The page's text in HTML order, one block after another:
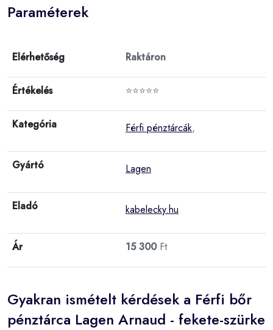
Paraméterek
Elérhetőség Raktáron
Értékelés ⭐⭐⭐⭐⭐
Kategória Férfi pénztárcák,
Gyártó Lagen
Eladó kabelecky.hu
Ár 15 300Ft
Gyakran ismételt kérdések a Férfi bőr
pénztárca Lagen Arnaud - fekete-szürke